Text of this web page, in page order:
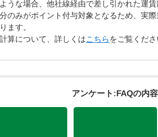
うな場合、他社線経由で差し引かれた運
のみがポイント付与対象となるため、実
ます。
算について、詳しくはこちら をご覧くださ
アンケート:FAQの内